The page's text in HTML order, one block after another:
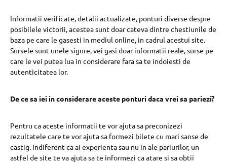
Informatii verificate, detalii actualizate, ponturi diverse despre
posibilele victorii, acestea sunt doar cateva dintre chestiunile de
baza pe care le gasesti in mediul online, in cadrul acestui site.
Sursele sunt unele sigure, vei gasi doar informatii reale, surse pe
care le vei putea lua in considerare fara sa te indoiesti de
autenticitatea lor.
De ce sa iei in considerare aceste ponturi daca vrei sa pariezi?
Pentru ca aceste informatii te vor ajuta sa preconizezi
rezultatele care te vor ajuta sa formezi bilete cu mari sanse de
castig. Indiferent ca ai experienta sau nu in ale pariurilor, un
astfel de site te va ajuta sa te informezi ca atare si sa obtii